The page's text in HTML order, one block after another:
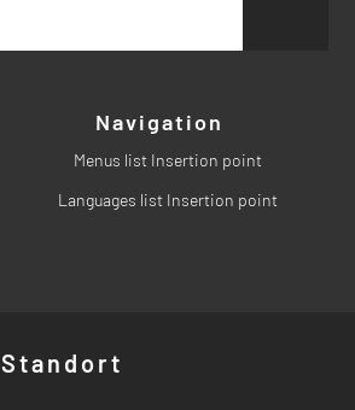
Navigation
Menus list Insertion point
Languages list Insertion point
Standort